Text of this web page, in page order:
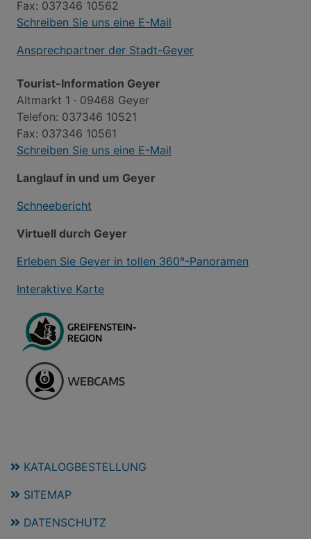
Fax: 037346 10562
Schreiben Sie uns eine E-Mail
Ansprechpartner der Stadt-Geyer
Tourist-Information Geyer
Altmarkt 1 · 09468 Geyer
Telefon: 037346 10521
Fax: 037346 10561
Schreiben Sie uns eine E-Mail
Langlauf in und um Geyer
Schneebericht
Virtuell durch Geyer
Erleben Sie Geyer in tollen 360°-Panoramen
Interaktive Karte
KATALOGBESTELLUNG
SITEMAP
DATENSCHUTZ